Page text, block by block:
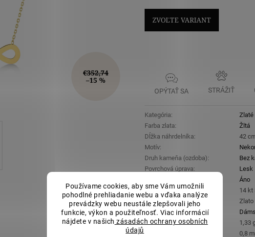
Používame cookies, aby sme Vám umožnili
pohodlné prehliadanie webu a vďaka analýze
prevádzky webu neustále zlepšovali jeho
funkcie, výkon a použiteľnosť. Viac informácií
nájdete v našich zásadách ochrany osobních
údajů
€352,74
–15 %
ZVOĽTE VARIANT
OPÝTAŤ SA STRÁŽIŤ
Kategória:
Zlaté
Farba zlata:
Žltá
Dĺžka náhrdelníka:
42
Motív:
Druh kameňa (ozdoba):
Bez
Povrchová úprava:
Lesk
Áno
Rýdzosť:
14 kt
Materiál:
Zlato
Určené pre
Orientačná hmotnosť:
1,33
0,8